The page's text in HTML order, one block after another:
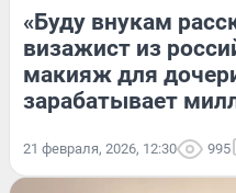
«Буду внукам
визажист из
макияж для
зарабатывает
21 февраля, 2026, 12:30 995